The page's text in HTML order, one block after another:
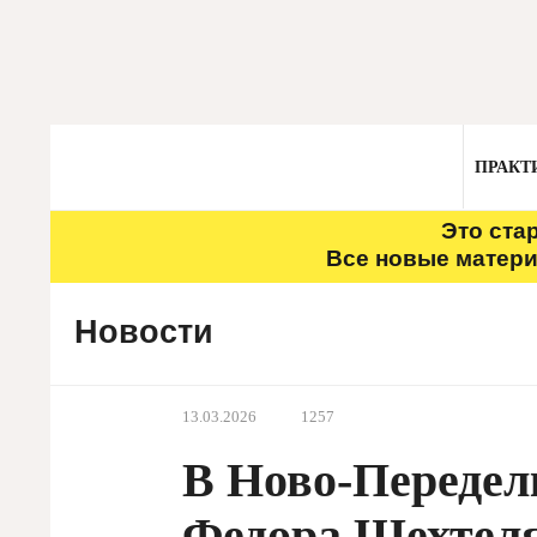
Это
Все новые
Новости
13.03.2026 1257
В Ново-